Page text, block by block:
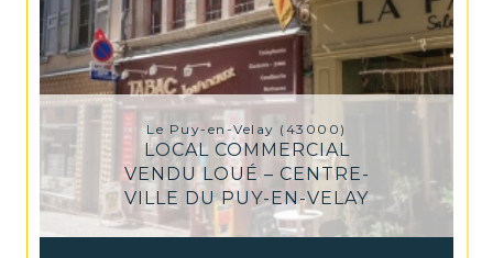
Le Puy-en-Velay (43000)
LOCAL COMMERCIAL
VENDU LOUÉ – CENTRE-
VILLE DU PUY-EN-VELAY